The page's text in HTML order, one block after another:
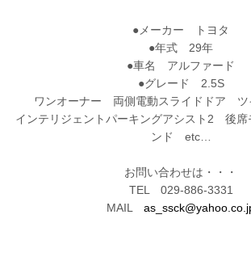
●メーカー トヨタ
●年式 29年
●車名 アルファード
●グレード 2.5S
ワンオーナー 両側電動スライドドア ツ
インテリジェントパーキングアシスト2 後
ンド etc…
お問い合わせは・・・
TEL 029-886-3331
MAIL